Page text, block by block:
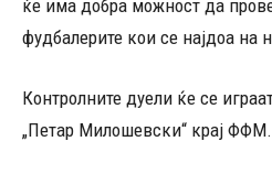
ќе има добра можност да
фудбалерите кои се најдоа на
Контролните дуели ќе се
„Петар Милошевски“ крај ФФМ.